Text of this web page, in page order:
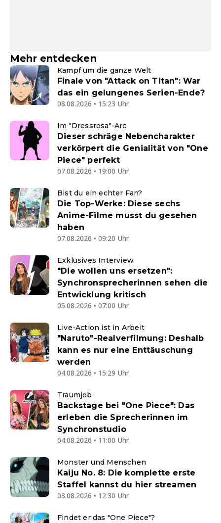
Mehr entdecken
Kampf um die ganze Welt
Finale von "Attack on Titan": War
das ein gelungenes Serien-Ende?
08.08.2026 • 15:23 Uhr
Im "Dressrosa"-Arc
Dieser schräge Nebencharakter
verkörpert die Genialität von "One
Piece" perfekt
07.08.2026 • 19:00 Uhr
Bist du ein echter Fan?
Die Top-Werke: Diese sechs
Anime-Filme musst du gesehen
haben
07.08.2026 • 09:20 Uhr
Exklusives Interview
"Die wollen uns ersetzen":
Synchronsprecherinnen sehen die
Entwicklung kritisch
05.08.2026 • 07:00 Uhr
Live-Action ist in Arbeit
"Naruto"-Realverfilmung: Deshalb
kann es nur eine Enttäuschung
werden
04.08.2026 • 15:29 Uhr
Traumjob
Backstage bei "One Piece": Das
erleben die Sprecherinnen im
Synchronstudio
04.08.2026 • 11:00 Uhr
Monster und Menschen
Kaiju No. 8: Die komplette erste
Staffel kannst du hier streamen
03.08.2026 • 12:30 Uhr
Findet er das "One Piece"?